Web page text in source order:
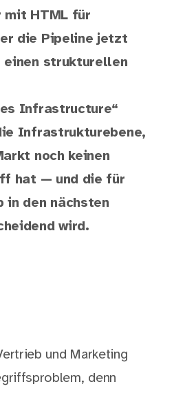
mit HTML für
die Pipeline jetzt
einen strukturellen
Infrastructure“
Infrastrukturebene,
noch keinen
hat — und die für
in den nächsten
wird.
und Marketing
denn